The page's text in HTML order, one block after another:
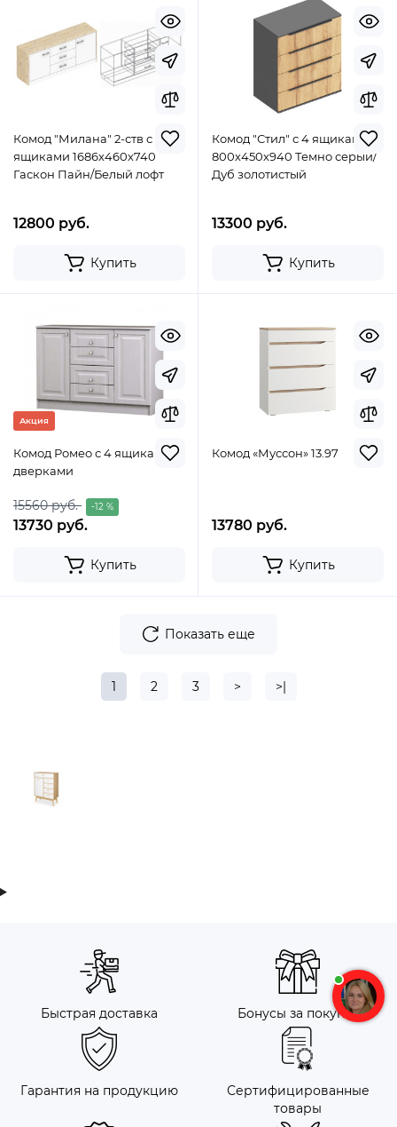
Комод "Милана" 2-ств с 3
ящиками 1686х460х740
Гаскон Пайн/Белый лофт
12800 руб.
Купить
Комод "Стил" с 4 ящиками
800х450х940 Темно серый/
Дуб золотистый
13300 руб.
Купить
Акция
Комод Ромео с 4 ящиками и
дверками
15560 руб. -12 %
13730 руб.
Купить
Комод «Муссон» 13.97
13780 руб.
Купить
Показать еще
1 2 3 > >|
Быстрая доставка Бонусы за покупку
Гарантия на продукцию
Сертифицированные
товары